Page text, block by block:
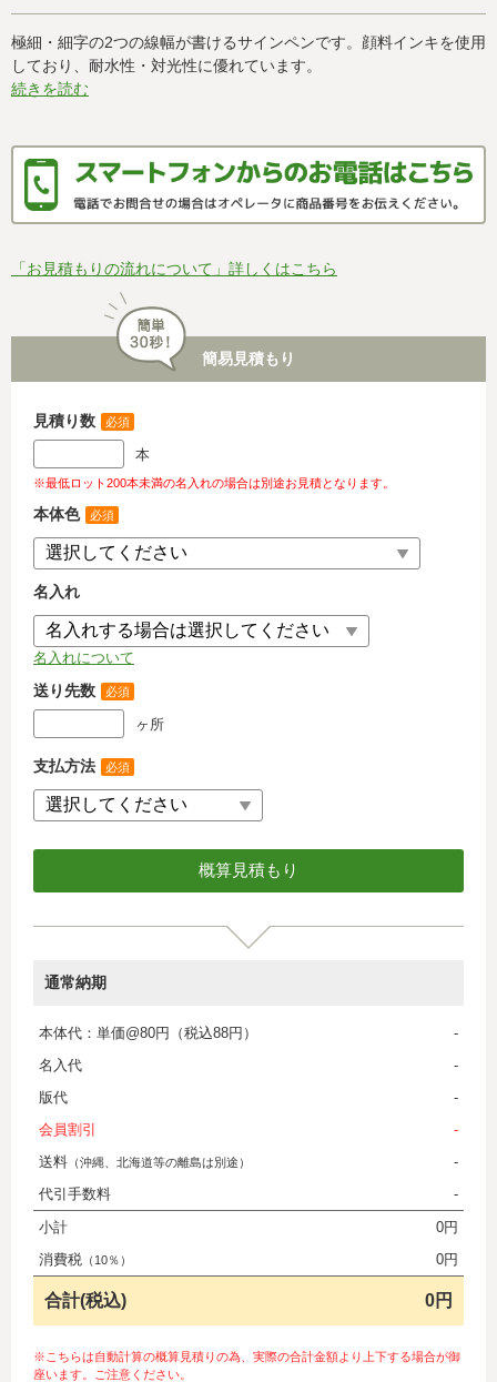
極細・細字の2つの線幅が書けるサインペンです。顔料インキを使用
しており、耐水性・対光性に優れています。
続きを読む
「お見積もりの流れについて」詳しくはこちら
簡易見積もり
見積り数 必須
本
※最低ロット200本未満の名入れの場合は別途お見積となります。
本体色 必須
名入れ
名入れについて
送り先数 必須
ヶ所
支払方法 必須
通常納期
本体代：単価@80円（税込88円）
-
名入代
-
版代
-
会員割引
-
送料 （沖縄、北海道等の離島は別途）
-
代引手数料
-
小計
0円
消費税 （10％） 0円
合計(税込) 0円
※こちらは自動計算の概算見積りの為、実際の合計金額より上下する場合が御
座います。ご注意ください。